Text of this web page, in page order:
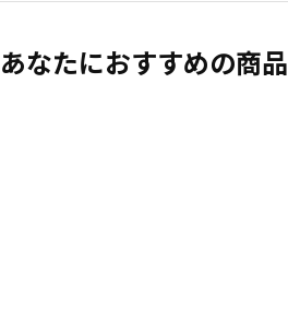
あなたにおすすめの商品